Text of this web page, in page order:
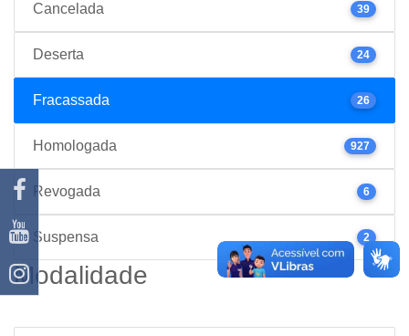
Cancelada 39
Deserta 24
Fracassada 26
Homologada 927
Revogada 6
Suspensa 2
Modalidade